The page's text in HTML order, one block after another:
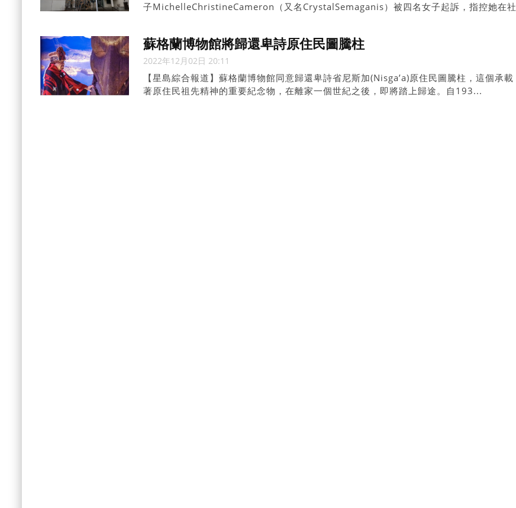
子MichelleChristineCameron（又名CrystalSemaganis）被四名女子起訴，指控她在社
蘇格蘭博物館將歸還卑詩原住民圖騰柱
2022年12月02日 20:11
【星島綜合報道】蘇格蘭博物館同意歸還卑詩省尼斯加(Nisga’a)原住民圖騰柱，這個承載
著原住民祖先精神的重要紀念物，在離家一個世紀之後，即將踏上歸途。自193...